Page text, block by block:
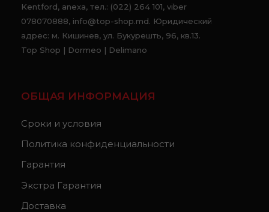
Kentford, anexa, тел.: (022) 264 101, viber
078070888, info@top-shop.md. Юридический
адрес: м. Кишинев, ул. Букурешть, 96, кв.13.
Top Shop | Dormeo | Delimano
ОБЩАЯ ИНФОРМАЦИЯ
Сроки и условия
Политика конфиденциальности
Гарантия
Экстра Гарантия
Доставка